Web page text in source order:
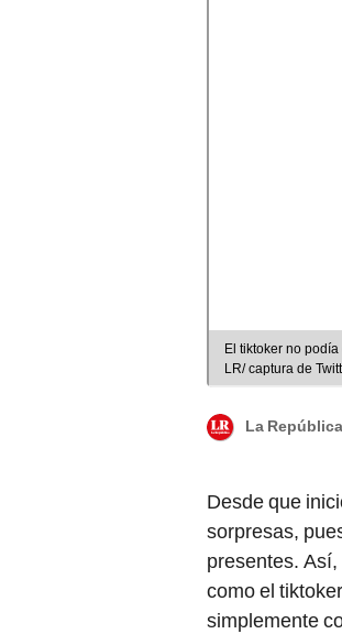
sorpresas,
presentes.
como el
simplemente